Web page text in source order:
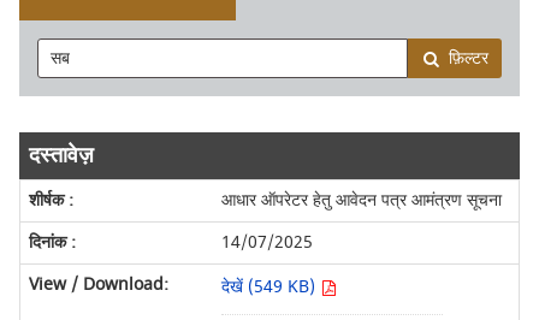
फ़िल्टर
दस्तावेज़
आधार ऑपरेटर हेतु आवेदन पत्र आमंत्रण सूचना
14/07/2025
देखें (549 KB)